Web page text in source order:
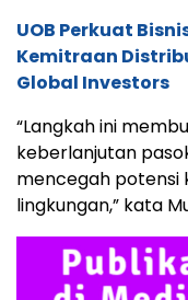
UOB Perkuat
Kemitraan
Global Investors
“Langkah ini
keberlanjutan
mencegah potensi
lingkungan,” kata